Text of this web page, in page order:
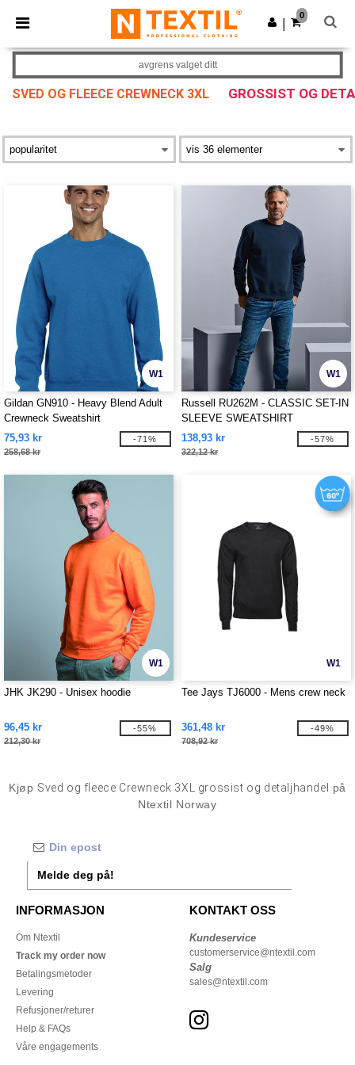
× Ntextil-app
Bedre priser i appen!
Last ned app
0
SVED OG FLEECE CREWNECK 3XL GROSSIST OG
avgrens valget ditt
W1
Gildan GN910 - Heavy Blend Adult
Crewneck Sweatshirt
75,93 kr
258,68 kr
-71%
W1
Russell RU262M - CLASSIC SET-IN
SLEEVE SWEATSHIRT
138,93 kr
322,12 kr
-57%
W1
JHK JK290 - Unisex hoodie
96,45 kr
212,30 kr
-55%
W1
Tee Jays TJ6000 - Mens crew neck
361,48 kr
708,92 kr
-49%
Kjøp Sved og fleece Crewneck 3XL grossist og detaljhandel
på
Ntextil Norway
Melde deg på!
INFORMASJON
Om Ntextil
Track my order now
Betalingsmetoder
Levering
Refusjoner/returer
Help & FAQs
Våre engagements
KONTAKT OSS
Kundeservice
customerservice@ntextil.com
Salg
sales@ntextil.com